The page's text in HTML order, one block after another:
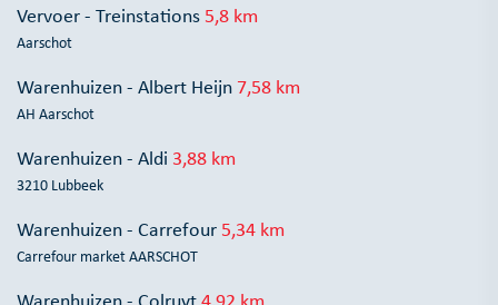
Vervoer - Treinstations 5,8 km
Aarschot
Warenhuizen - Albert Heijn 7,58 km
AH Aarschot
Warenhuizen - Aldi 3,88 km
3210 Lubbeek
Warenhuizen - Carrefour 5,34 km
Carrefour market AARSCHOT